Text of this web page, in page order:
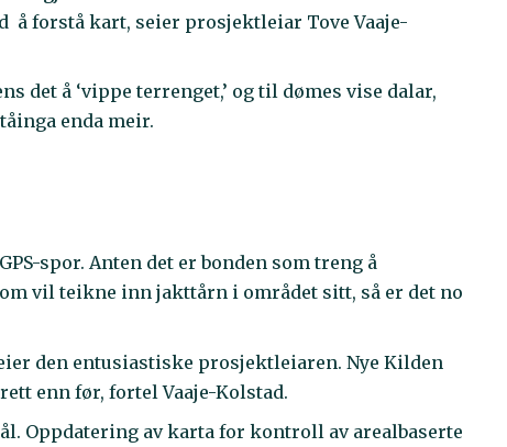
å forstå kart, seier prosjektleiar Tove Vaaje-
det å ‘vippe terrenget,’ og til dømes vise dalar,
enda meir.
spor. Anten det er bonden som treng å
vil teikne inn jakttårn i området sitt, så er det no
den entusiastiske prosjektleiaren. Nye Kilden
enn før, fortel Vaaje-Kolstad.
Oppdatering av karta for kontroll av arealbaserte